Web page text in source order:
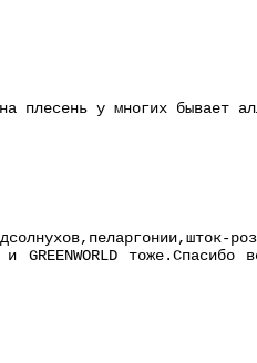
плесень у многих бывает